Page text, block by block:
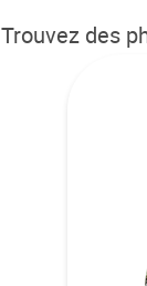
Trouvez des